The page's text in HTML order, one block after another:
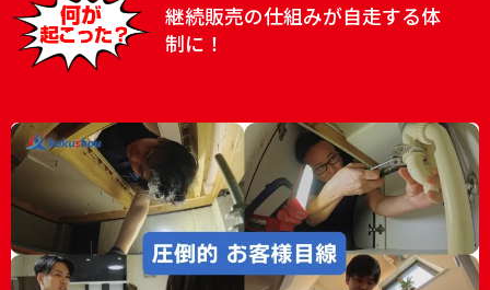
継続販売の仕組みが自走する体
制に！